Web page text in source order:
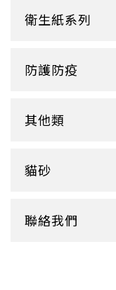
捲口杯
玻璃
杯蓋
杯架
點心盒
塑膠餐盒
鋁箔盒
底襯
內襯
牙籤
圓濕巾
衛生紙系列
盒裝面紙、補充包
衛生紙盒/架
防護防疫
其他類
料理紙
貓砂
聯絡我們